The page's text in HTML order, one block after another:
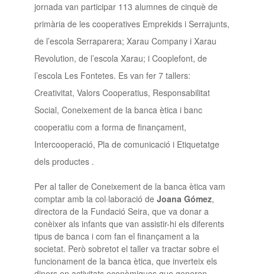
jornada van participar 113 alumnes de cinquè de
primària de les cooperatives Emprekids i Serrajunts,
de l’escola Serraparera; Xarau Company i Xarau
Revolution, de l’escola Xarau; i Cooplefont, de
l’escola Les Fontetes. Es van fer 7 tallers:
Creativitat, Valors Cooperatius, Responsabilitat
Social, Coneixement de la banca ètica i banc
cooperatiu com a forma de finançament,
Intercooperació, Pla de comunicació i Etiquetatge
dels productes .
Per al taller de Coneixement de la banca ètica vam
comptar amb la col·laboració de Joana Gómez,
directora de la Fundació Seira, que va donar a
conèixer als infants que van assistir-hi els diferents
tipus de banca i com fan el finançament a la
societat. Però sobretot el taller va tractar sobre el
funcionament de la banca ètica, que inverteix els